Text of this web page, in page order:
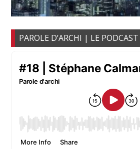
PAROLE D’ARCHI | LE PODCAST